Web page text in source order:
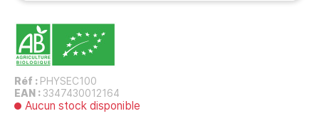
Réf : PHYSEC100
EAN : 3347430012164
Aucun stock disponible